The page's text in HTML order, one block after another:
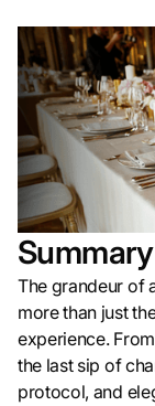
Summary
The grandeur of
more than just
experience.
the last sip of
protocol, and